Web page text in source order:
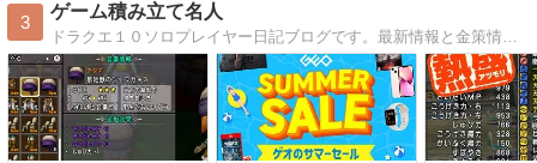
3
ゲーム積み立て名人
ドラクエ１０ソロプレイヤー日記ブログです。最新情報と金策情報満載！毎日更新！